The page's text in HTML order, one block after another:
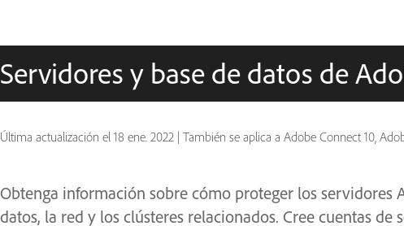
Servidores y base de datos de
Última actualización el 18 ene. 2022 | También se aplica a Adobe Connect 10,
Obtenga información sobre cómo proteger los servidores
datos, la red y los clústeres relacionados. Cree cuentas